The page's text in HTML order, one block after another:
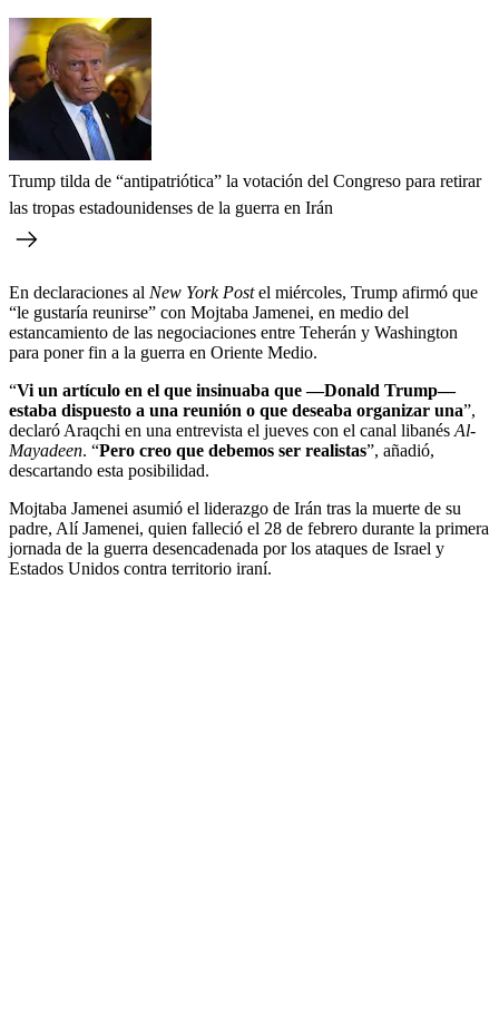
Trump tilda de “antipatriótica” la votación del Congreso para retirar
las tropas estadounidenses de la guerra en Irán
En declaraciones al New York Postel miércoles, Trump afirmó que
“le gustaría reunirse” con Mojtaba Jamenei, en medio del
estancamiento de las negociaciones entre Teherán y Washington
para poner fin a la guerra en Oriente Medio.
“Vi un artículo en el que insinuaba que —Donald Trump—
estaba dispuesto a una reunión o que deseaba organizar una”,
declaró Araqchi en una entrevista el jueves con el canal libanés Al-
Mayadeen. “Pero creo que debemos ser realistas”, añadió,
descartando esta posibilidad.
Mojtaba Jamenei asumió el liderazgo de Irán tras la muerte de su
padre, Alí Jamenei, quien falleció el 28 de febrero durante la primera
jornada de la guerra desencadenada por los ataques de Israel y
Estados Unidos contra territorio iraní.